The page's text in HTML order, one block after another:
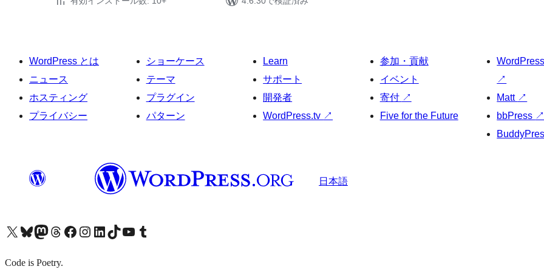
WordPress とは
ニュース
ホスティング
プライバシー
ショーケース
テーマ
プラグイン
パターン
Learn
サポート
開発者
WordPress.tv ↗
参加・貢献
イベント
寄付 ↗
Five for the Future
↗
Matt ↗
bbPress ↗
日本語
X (旧 Twitter) アカウントへBluesky アカウントへMastodon アカウントへThreads アカウントへ Facebook ページへInstagram アカウントへ LinkedIn アカウントへTikTok アカウントへYouTube チャンネルへ Tumblr アカウントへ
Code is Poetry.